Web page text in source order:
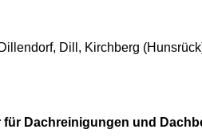
für Dachreinigungen und